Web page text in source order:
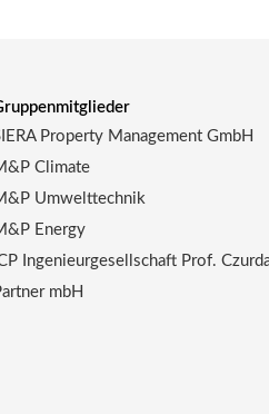
Property Management GmbH
Climate
Umwelttechnik
Energy
Ingenieurgesellschaft Prof.
mbH